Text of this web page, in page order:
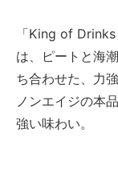
「King of
は、ピートと海
ち合わせた、力
ノンエイジの本
強い味わい。